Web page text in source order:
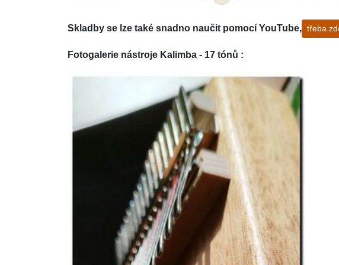
Skladby se lze také snadno naučit pomocí YouTube, třeba
Fotogalerie nástroje Kalimba - 17 tónů :